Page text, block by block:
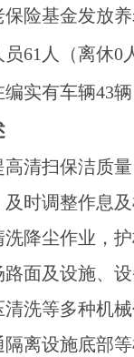
保险基金发放
员61 人 （离休0
编实有车辆43
清扫保洁质
时调整作息
洗降尘作业，
面及设施、
清洗等多种机
离设施底部